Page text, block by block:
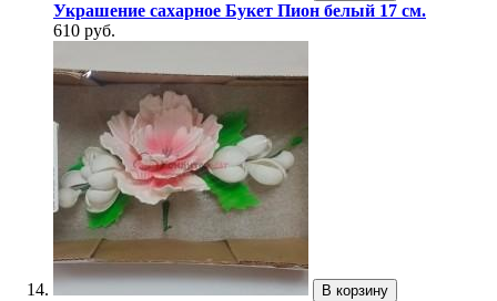
Украшение сахарное Букет Пион белый 17 см.
610 руб.
В корзину